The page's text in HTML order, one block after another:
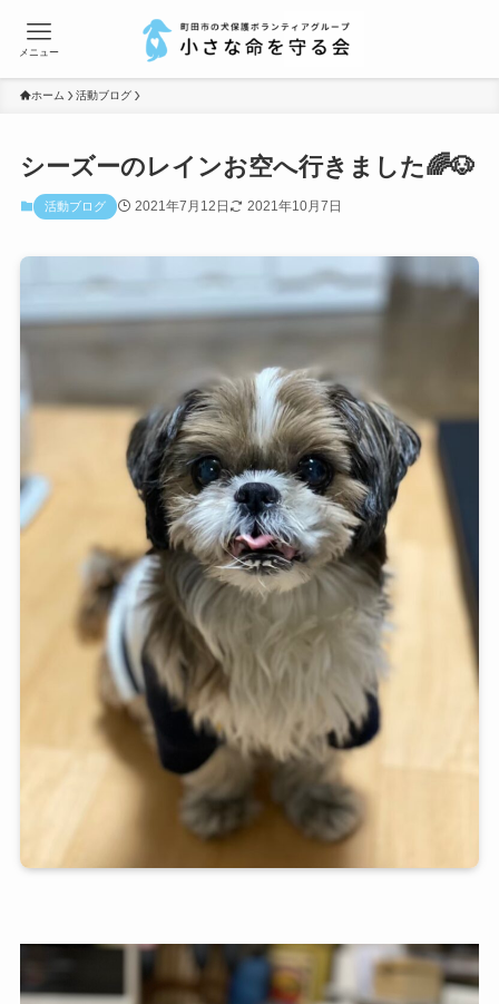
メニュー
ホーム 活動ブログ
シーズーのレインお空へ行きました🌈🐶
活動ブログ 2021年7月12日 2021年10月7日